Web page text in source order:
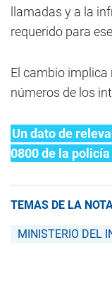
llamadas y a la
requerido para
El cambio implica
números de los
Un dato de
0800 de la
TEMAS DE LA
MINISTERIO DEL